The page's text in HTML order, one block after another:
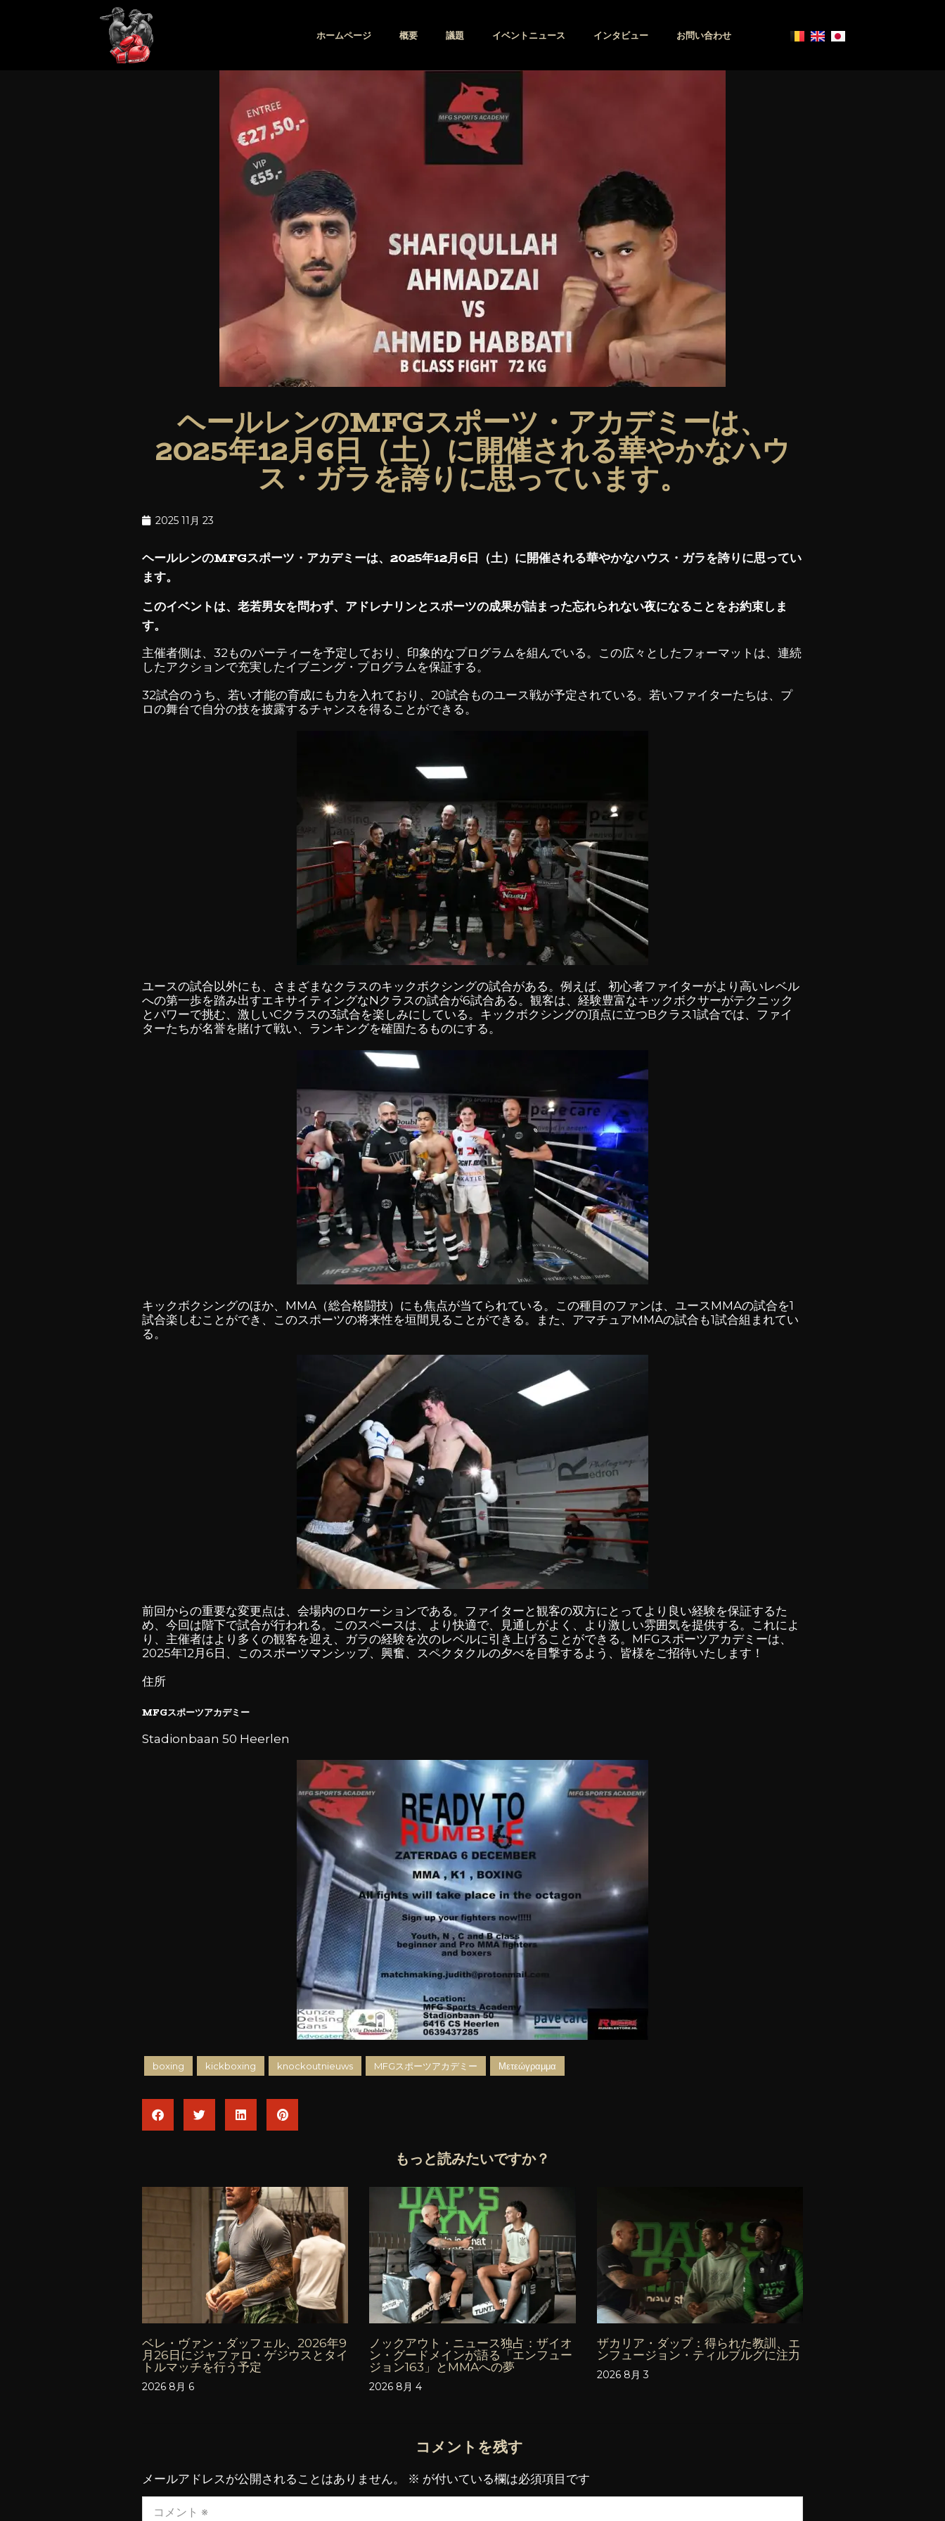
ホームページ 概要 議題 イベントニュース インタビュー お問い合わせ
ヘールレンのMFGスポーツ・アカデミーは、
2025年12月6日（土）に開催される華やかなハウ
ス・ガラを誇りに思っています。
2025 11月 23
ヘールレンのMFGスポーツ・アカデミーは、2025年12月6日（土）に開催される華やかなハウス・ガラを誇りに思ってい
ます。
このイベントは、老若男女を問わず、アドレナリンとスポーツの成果が詰まった忘れられない夜になることをお約束しま
す。
主催者側は、32ものパーティーを予定しており、印象的なプログラムを組んでいる。この広々としたフォーマットは、連続
したアクションで充実したイブニング・プログラムを保証する。
32試合のうち、若い才能の育成にも力を入れており、20試合ものユース戦が予定されている。若いファイターたちは、プ
ロの舞台で自分の技を披露するチャンスを得ることができる。
ユースの試合以外にも、さまざまなクラスのキックボクシングの試合がある。例えば、初心者ファイターがより高いレベル
への第一歩を踏み出すエキサイティングなNクラスの試合が6試合ある。観客は、経験豊富なキックボクサーがテクニック
とパワーで挑む、激しいCクラスの3試合を楽しみにしている。キックボクシングの頂点に立つBクラス1試合では、ファイ
ターたちが名誉を賭けて戦い、ランキングを確固たるものにする。
キックボクシングのほか、MMA（総合格闘技）にも焦点が当てられている。この種目のファンは、ユースMMAの試合を1
試合楽しむことができ、このスポーツの将来性を垣間見ることができる。また、アマチュアMMAの試合も1試合組まれてい
る。
前回からの重要な変更点は、会場内のロケーションである。ファイターと観客の双方にとってより良い経験を保証するた
め、今回は階下で試合が行われる。このスペースは、より快適で、見通しがよく、より激しい雰囲気を提供する。これによ
り、主催者はより多くの観客を迎え、ガラの経験を次のレベルに引き上げることができる。MFGスポーツアカデミーは、
2025年12月6日、このスポーツマンシップ、興奮、スペクタクルの夕べを目撃するよう、皆様をご招待いたします！
住所
MFGスポーツアカデミー
Stadionbaan 50 Heerlen
boxing kickboxing knockoutnieuws MFGスポーツアカデミー Μετεώγραμμα
もっと読みたいですか？
ベレ・ヴァン・ダッフェル、2026年9
月26日にジャファロ・ゲジウスとタイ
トルマッチを行う予定
2026 8月 6
ノックアウト・ニュース独占：ザイオ
ン・グードメインが語る「エンフュー
ジョン163」とMMAへの夢
2026 8月 4
ザカリア・ダップ：得られた教訓、エ
ンフュージョン・ティルブルグに注力
2026 8月 3
コメントを残す
メールアドレスが公開されることはありません。 ※ が付いている欄は必須項目です